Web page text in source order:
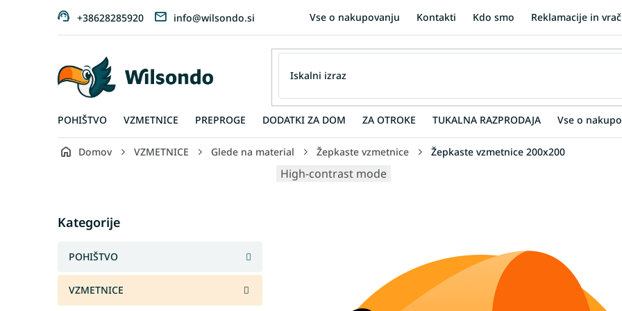
+38628285920 info@wilsondo.si Vse o nakupovanju Kontakti Kdo smo Reklamacije in
POHIŠTVO VZMETNICE PREPROGE DODATKI ZA DOM ZA OTROKE TUKALNA RAZPRODAJA Vse o
Domov VZMETNICE Glede na material Žepkaste vzmetnice Žepkaste vzmetnice 200x200
e
b
categories
Kategorije
POHIŠTVO
VZMETNICE
High-contrast mode